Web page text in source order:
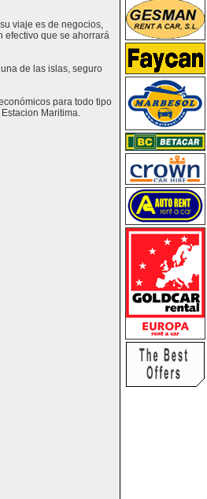
viaje es de negocios,
efectivo que se ahorrará
de las islas, seguro
para todo tipo
Maritima.